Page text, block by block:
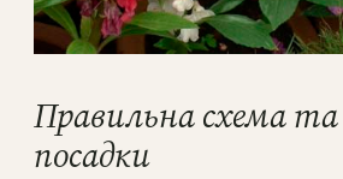
Правильна схема
посадки